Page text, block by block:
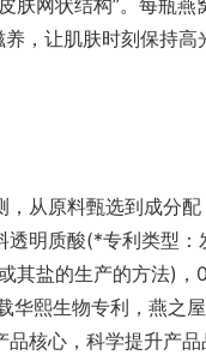
肤网状结构”。每瓶燕
，让肌肤时刻保持高
从原料甄选到成分配
透明质酸(*专利类型：
其盐的生产的方法)，
华熙生物专利，燕之
品核心，科学提升产品